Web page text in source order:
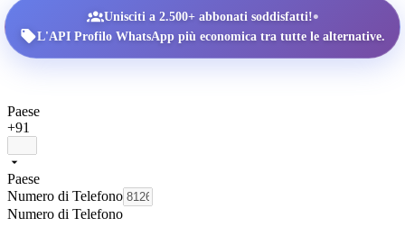
Unisciti a 2.500+ abbonati soddisfatti!•
L'API Profilo WhatsApp più economica tra tutte le alternative.
Paese
+91
Paese
Numero di Telefono
Numero di Telefono